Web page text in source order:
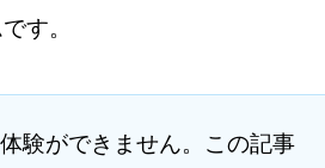
す。
験ができません。この記事